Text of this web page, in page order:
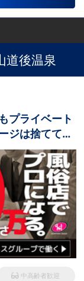
道後温泉
プライベート
ジは捨てて
中高齢者歓迎